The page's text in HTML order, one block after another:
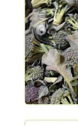
噌、麹、甘酒